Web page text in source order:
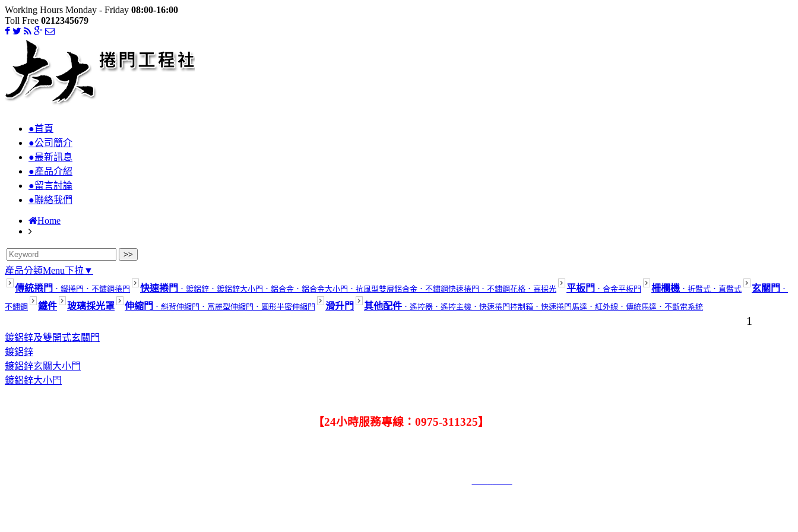
Working Hours Monday - Friday 08:00-16:00
Toll Free 0212345679
●首頁
●公司簡介
●最新訊息
●產品介紹
●留言討論
●聯絡我們
Home
產品分類Menu下拉▼
傳統捲門 ．鐵捲門 ．不鏽鋼捲門 快速捲門 ．鍍鋁鋅 ．鍍鋁鋅大小門 ．鋁合金 ．鋁合金大小門 ．抗風型雙層鋁合金 ．不鏽鋼快速捲門 ．不鏽鋼花格 ．高採光 平板門 ．合金平板門 柵欄機 ．折臂式 ．直臂式 玄關門 ．
不鏽鋼
鐵件 玻璃採光罩 伸縮門 ．斜背伸縮門 ．富麗型伸縮門 ．圓形半密伸縮門 滑升門 其他配件 ．遙控器 ．遙控主機 ．快速捲門控制箱 ．快速捲門馬達 ．紅外線 ．傳統馬達 ．不斷電系統
1
鍍鋁鋅及雙開式玄關門
鍍鋁鋅
鍍鋁鋅玄關大小門
鍍鋁鋅大小門
【24小時服務專線：0975-311325】